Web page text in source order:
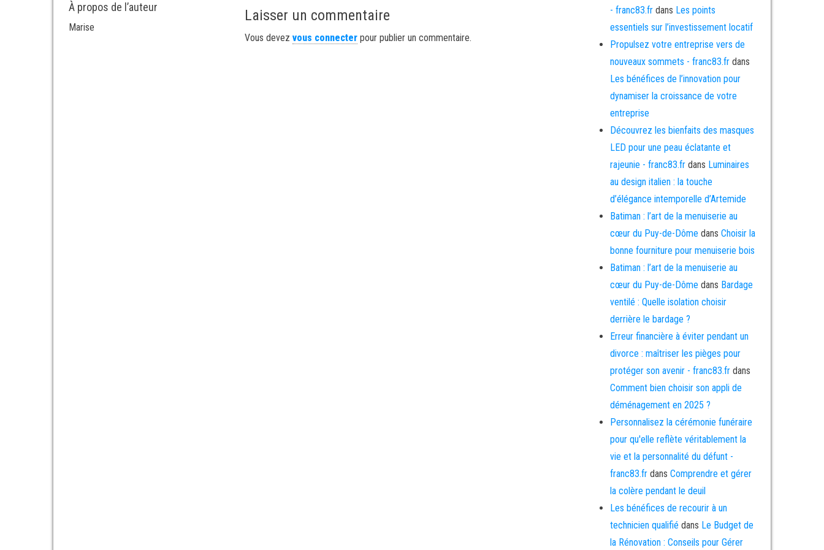
À propos de l’auteur
Marise
Laisser un commentaire
Vous devezvous connecter pour publier un commentaire.
- franc83.frdans Les points
essentiels sur l’investissement locatif
Propulsez votre entreprise vers de
nouveaux sommets - franc83.frdans
Les bénéfices de l’innovation pour
dynamiser la croissance de votre
entreprise
Découvrez les bienfaits des masques
LED pour une peau éclatante et
rajeunie - franc83.frdans Luminaires
au design italien : la touche
d’élégance intemporelle d’Artemide
Batiman : l’art de la menuiserie au
cœur du Puy-de-Dôme dans Choisir la
bonne fourniture pour menuiserie bois
Batiman : l’art de la menuiserie au
cœur du Puy-de-Dôme dans Bardage
ventilé : Quelle isolation choisir
derrière le bardage ?
Erreur financière à éviter pendant un
divorce : maîtriser les pièges pour
protéger son avenir - franc83.frdans
Comment bien choisir son appli de
déménagement en 2025 ?
Personnalisez la cérémonie funéraire
pour qu'elle reflète véritablement la
vie et la personnalité du défunt -
franc83.frdans Comprendre et gérer
la colère pendant le deuil
Les bénéfices de recourir à un
technicien qualifié dans Le Budget de
la Rénovation : Conseils pour Gérer